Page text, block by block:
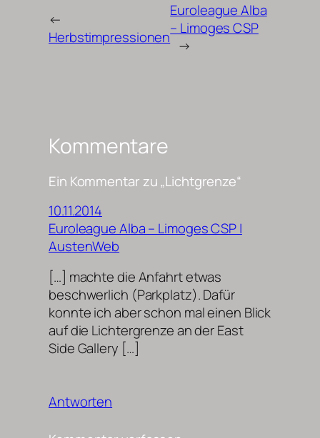
←
Herbstimpressionen
Euroleague Alba
– Limoges CSP
→
Kommentare
Ein Kommentar zu „Lichtgrenze“
10.11.2014
Euroleague Alba – Limoges CSP |
AustenWeb
[…] machte die Anfahrt etwas
beschwerlich (Parkplatz). Dafür
konnte ich aber schon mal einen Blick
auf die Lichtergrenze an der East
Side Gallery […]
Antworten